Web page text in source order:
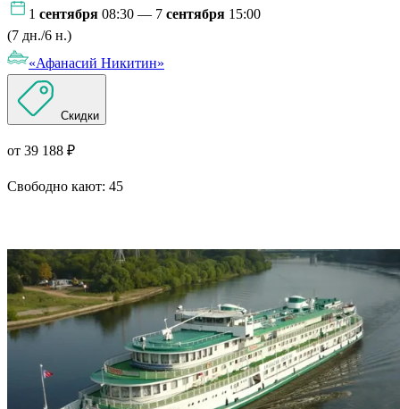
1 сентября 08:30 — 7 сентября 15:00
(7 дн./6 н.)
«Афанасий Никитин»
Скидки
от 39 188 ₽
Свободно кают: 45